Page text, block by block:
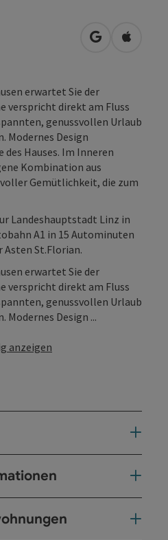
in Google
in
erwartet Sie der
verspricht direkt am Fluss
genussvollen Urlaub
Modernes Design
Hauses. Im Inneren
Kombination aus
Gemütlich­keit, die zum
Landeshauptstadt Linz in
A1 in 15 Autominuten
Asten St.Florian.
erwartet Sie der
verspricht direkt am Fluss
genussvollen Urlaub
Design ...
anzeigen